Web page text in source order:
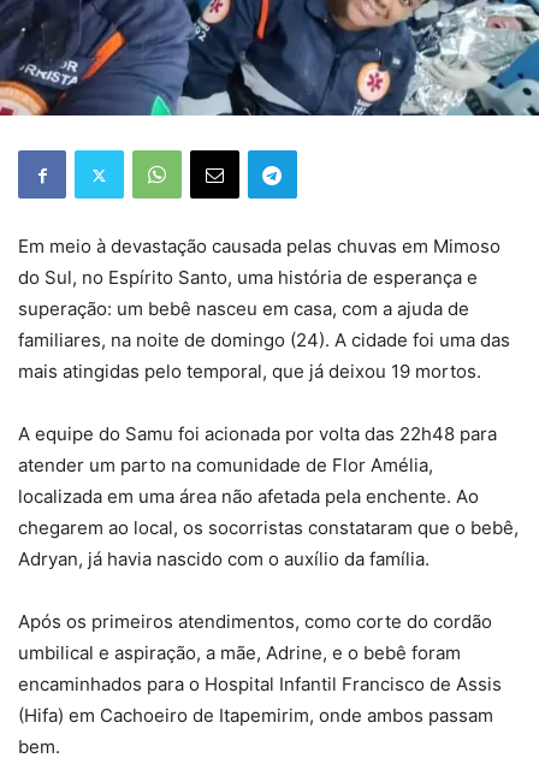
Em meio à devastação causada pelas chuvas em Mimoso
do Sul, no Espírito Santo, uma história de esperança e
superação: um bebê nasceu em casa, com a ajuda de
familiares, na noite de domingo (24). A cidade foi uma das
mais atingidas pelo temporal, que já deixou 19 mortos.
A equipe do Samu foi acionada por volta das 22h48 para
atender um parto na comunidade de Flor Amélia,
localizada em uma área não afetada pela enchente. Ao
chegarem ao local, os socorristas constataram que o bebê,
Adryan, já havia nascido com o auxílio da família.
Após os primeiros atendimentos, como corte do cordão
umbilical e aspiração, a mãe, Adrine, e o bebê foram
encaminhados para o Hospital Infantil Francisco de Assis
(Hifa) em Cachoeiro de Itapemirim, onde ambos passam
bem.